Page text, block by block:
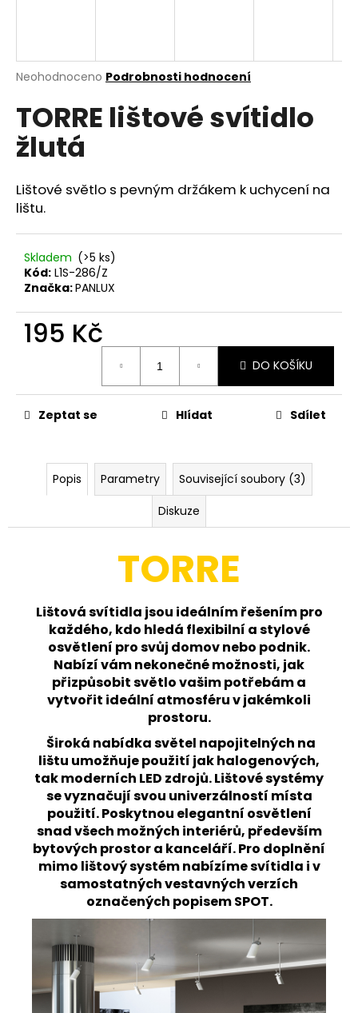
Průměrné
produktu
0,0
z
hvězdiček.
Neohodnoceno Podrobnosti hodnocení
TORRE lištové svítidlo
žlutá
Lištové světlo s pevným držákem k uchycení na
lištu.
Skladem (>5 ks)
Kód: L1S-286/Z
Značka:PANLUX
195 Kč
DO KOŠÍKU
Zeptat se Hlídat Sdílet
Popis Parametry
Související soubory (3)
Diskuze
TORRE
Lištová svítidla jsou ideálním řešením pro
každého, kdo hledá flexibilní a stylové
osvětlení pro svůj domov nebo podnik.
Nabízí vám nekonečné možnosti, jak
přizpůsobit světlo vašim potřebám a
vytvořit ideální atmosféru v jakémkoli
prostoru.
Široká nabídka světel napojitelných na
lištu umožňuje použití jak halogenových,
tak moderních LED zdrojů. Lištové systémy
se vyznačují svou univerzálností místa
použití. Poskytnou elegantní osvětlení
snad všech možných interiérů, především
bytových prostor a kanceláří. Pro doplnění
mimo lištový systém nabízíme svítidla i v
samostatných vestavných verzích
označených popisem SPOT.
í
t
?
HLEDAT
D
o
p
o
j
e
HRANATÉ
LED
12W
ČERNÝ